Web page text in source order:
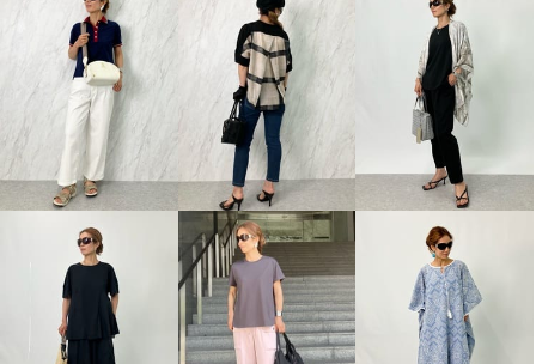
ヌーベルヴォーグ リュクスライ
ン クラス感アップ！ モードに魅
せる 大人のスニーカー
ホワイト ２４．５ｃｍ
イロプライム 一枚で楽ちん！ ス
レンダー見せワンピース
バーガンディ
¥0